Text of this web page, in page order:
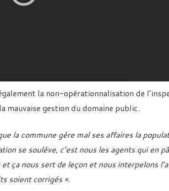
la non-opérationnalisation de
mauvaise gestion du domaine public.
la commune gère mal ses affaires la
se soulève, c’est nous les agents qui en
ça nous sert de leçon et nous interpelons
soient corrigés ».